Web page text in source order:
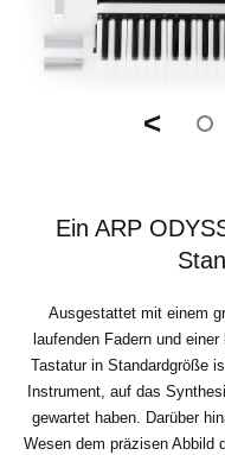
<
Ein ARP
Ausgestattet mit einem
laufenden Fadern und
Tastatur in Standardgröße
Instrument, auf das
gewartet haben. Darüber
Wesen dem präzisen Abbild